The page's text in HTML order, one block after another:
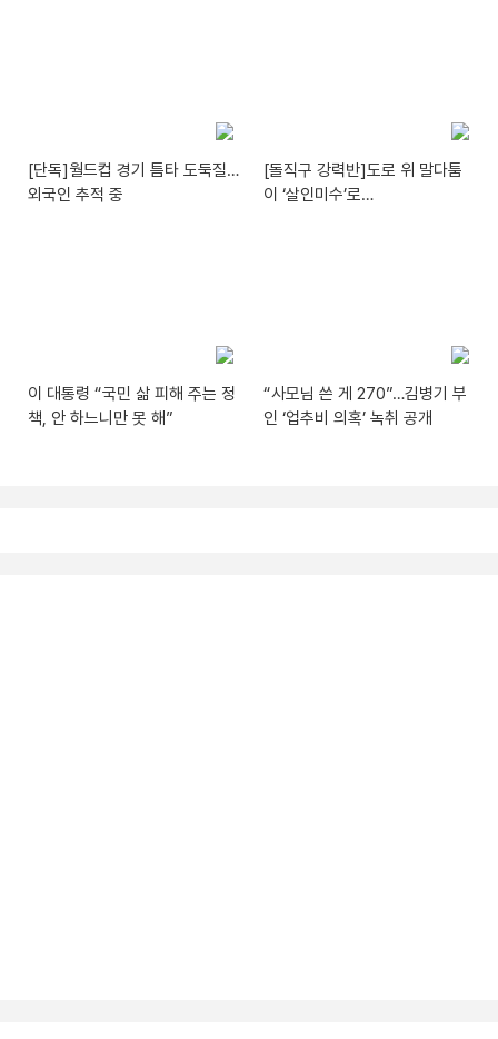
[단독]월드컵 경기 틈타 도둑질…
외국인 추적 중
[돌직구 강력반]도로 위 말다툼
이 ‘살인미수’로…
이 대통령 “국민 삶 피해 주는 정
책, 안 하느니만 못 해”
“사모님 쓴 게 270”…김병기 부
인 ‘업추비 의혹’ 녹취 공개